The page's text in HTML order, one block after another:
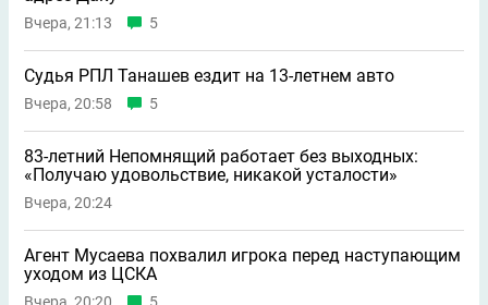
Вчера, 21:13 5
Судья РПЛ Танашев ездит на 13-летнем авто
Вчера, 20:58 5
83-летний Непомнящий работает без выходных:
«Получаю удовольствие, никакой усталости»
Вчера, 20:24
Агент Мусаева похвалил игрока перед наступающим
уходом из ЦСКА
Вчера, 20:20 5